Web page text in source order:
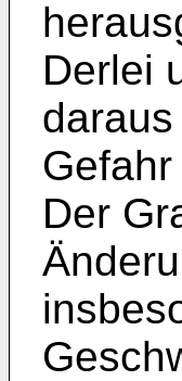
Derlei
Der